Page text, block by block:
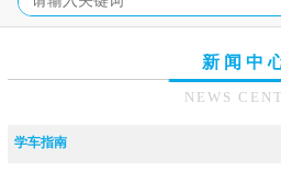
新闻中
NEWS
学车指南